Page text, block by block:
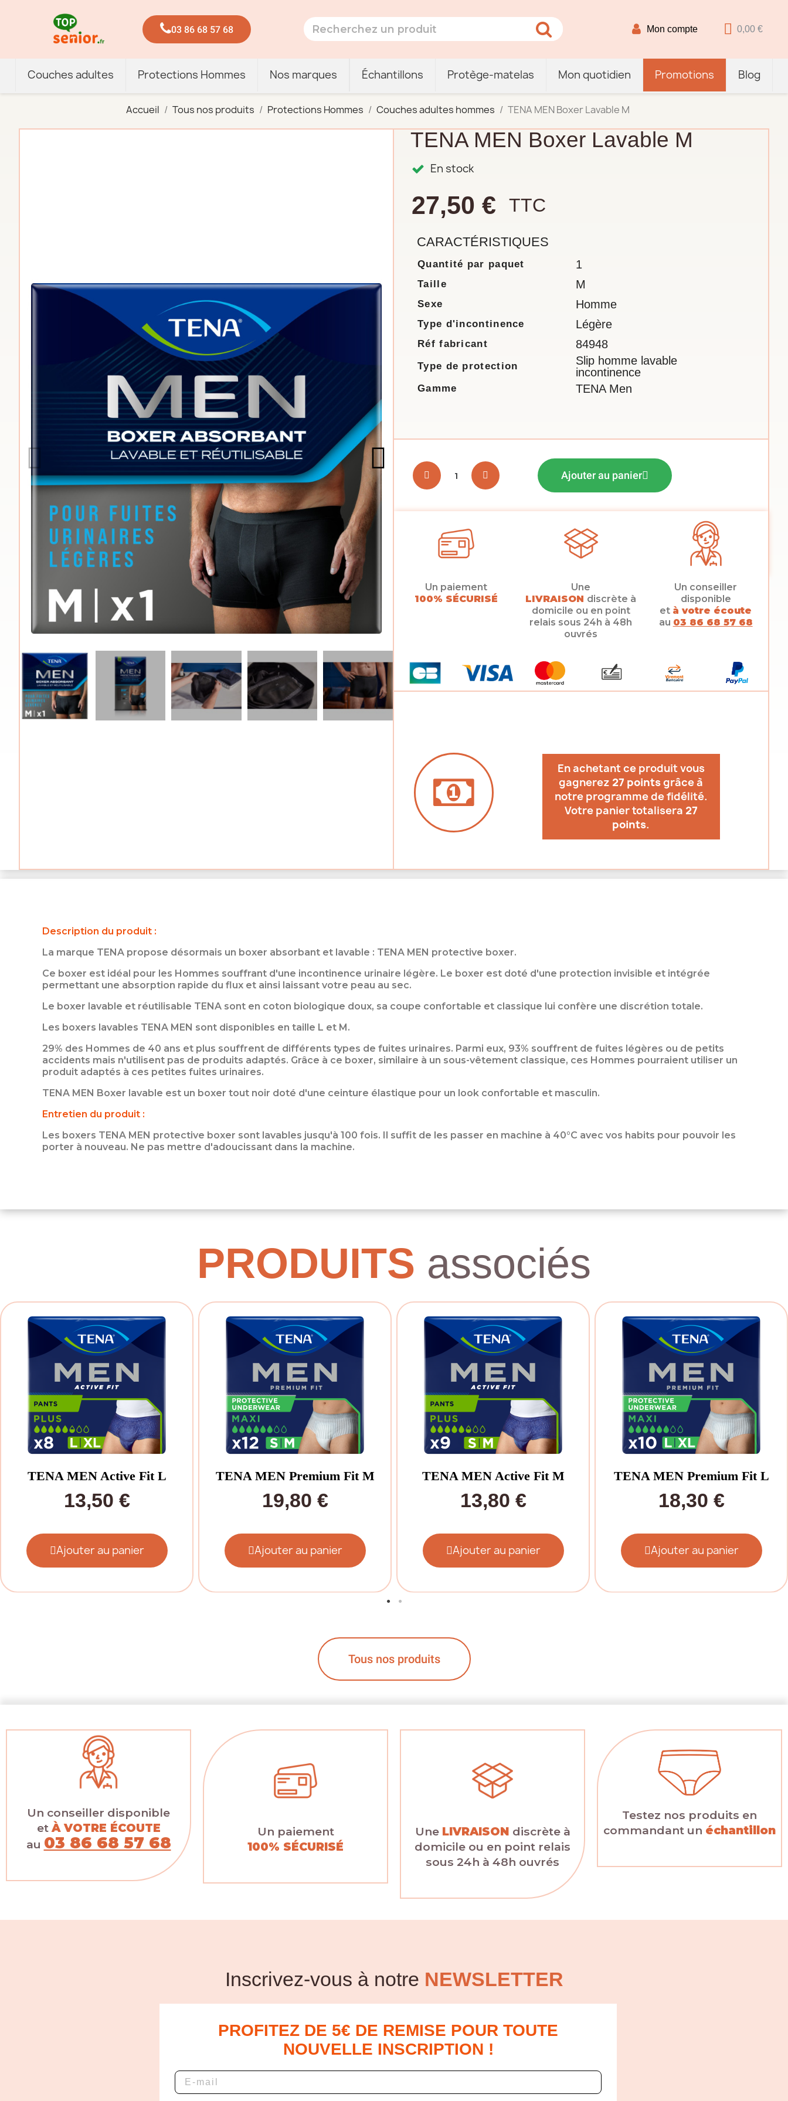
03 86 68 57 68 Mon compte 0,00 €
Couches adultes Protections Hommes Nos marques Échantillons Protège-matelas Mon quotidien Promotions Blog
Accueil Tous nos produits Protections Hommes Couches adultes hommes TENA MEN Boxer Lavable M
TENA MEN Boxer Lavable M
En stock
27,50 € TTC
CARACTÉRISTIQUES
Quantité par paquet 1
Taille M
Sexe Homme
Type d'incontinence Légère
Réf fabricant 84948
Type de protection
Slip homme lavable
incontinence
Gamme TENA Men
Ajouter au panier
Un paiement
100% SÉCURISÉ
Une
LIVRAISON discrète à
domicile ou en point
relais sous 24h à 48h
ouvrés
Un conseiller
disponible
et à votre écoute
au 03 86 68 57 68
En achetant ce produit vous
gagnerez 27 pointsgrâce à
notre programme de fidélité.
Votre panier totalisera 27
points.
Description du produit :
La marque TENA propose désormais un boxer absorbant et lavable : TENA MEN protective boxer.
Ce boxer est idéal pour les Hommes souffrant d'une incontinence urinaire légère. Le boxer est doté d'une protection invisible et intégrée
permettant une absorption rapide du flux et ainsi laissant votre peau au sec.
Le boxer lavable et réutilisable TENA sont en coton biologique doux, sa coupe confortable et classique lui confère une discrétion totale.
Les boxers lavables TENA MEN sont disponibles en taille L et M.
29% des Hommes de 40 ans et plus souffrent de différents types de fuites urinaires. Parmi eux, 93% souffrent de fuites légères ou de petits
accidents mais n'utilisent pas de produits adaptés. Grâce à ce boxer, similaire à un sous-vêtement classique, ces Hommes pourraient utiliser un
produit adaptés à ces petites fuites urinaires.
TENA MEN Boxer lavable est un boxer tout noir doté d'une ceinture élastique pour un look confortable et masculin.
Entretien du produit :
Les boxers TENA MEN protective boxer sont lavables jusqu'à 100 fois. Il suffit de les passer en machine à 40°C avec vos habits pour pouvoir les
porter à nouveau. Ne pas mettre d'adoucissant dans la machine.
PRODUITS associés
TENA MEN Active Fit L
13,50 €
Ajouter au panier
TENA MEN Premium Fit M
19,80 €
Ajouter au panier
TENA MEN Active Fit M
13,80 €
Ajouter au panier
TENA MEN Premium Fit L
18,30 €
Ajouter au panier
Tous nos produits
Un conseiller disponible
etÀ VOTRE ÉCOUTE
au 03 86 68 57 68
Un paiement
100% SÉCURISÉ
Une LIVRAISON discrète à
domicile ou en point relais
sous 24h à 48h ouvrés
Testez nos produits en
commandant un échantillon
Inscrivez-vous à notre NEWSLETTER
PROFITEZ DE 5€ DE REMISE POUR TOUTE
NOUVELLE INSCRIPTION !